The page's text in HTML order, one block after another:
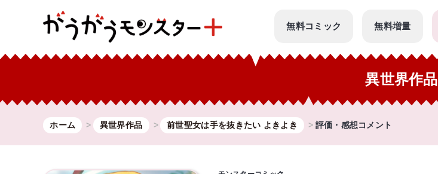
無料コミック 無料増量
異世界作品
ホーム 異世界作品 前世聖女は手を抜きたい よきよき 評価・感想コメント